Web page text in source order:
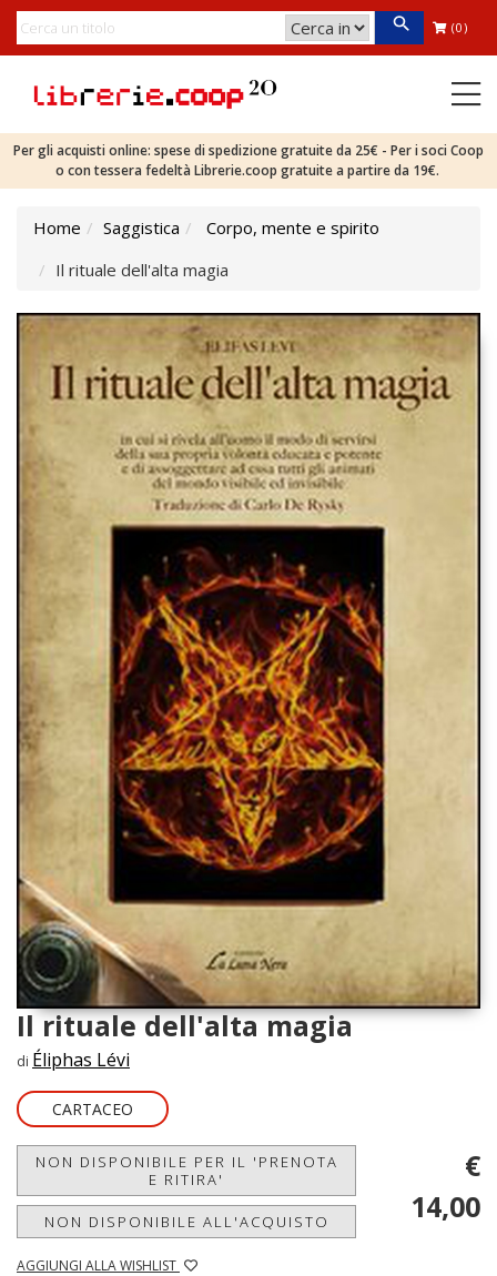
(0)
Per gli acquisti online: spese di spedizione gratuite da 25€ - Per i soci Coop
o con tessera fedeltà Librerie.coop gratuite a partire da 19€.
Home Saggistica
Corpo, mente e spirito
Il rituale dell'alta magia
Il rituale dell'alta magia
di Éliphas Lévi
CARTACEO
NON DISPONIBILE PER IL 'PRENOTA
E RITIRA'
NON DISPONIBILE ALL'ACQUISTO
AGGIUNGI ALLA WISHLIST
€
14,00